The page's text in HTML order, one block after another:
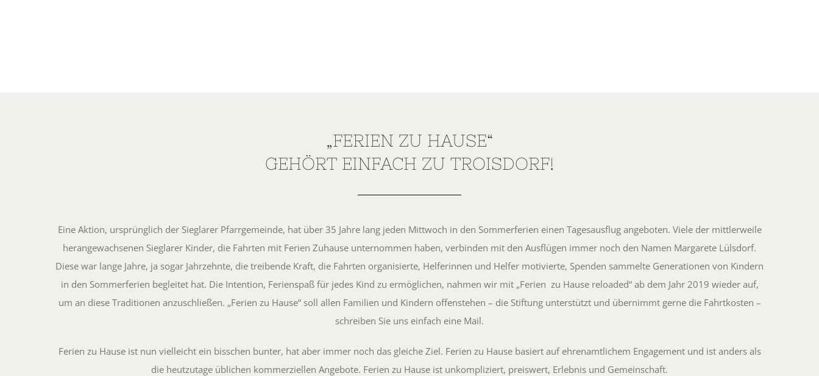
„FERIEN ZU HAUSE“
GEHÖRT EINFACH ZU TROISDORF!
Eine Aktion, ursprünglich der Sieglarer Pfarrgemeinde, hat über 35 Jahre lang jeden Mittwoch in den Sommerferien einen Tagesausflug angeboten. Viele der mittlerweile
herangewachsenen Sieglarer Kinder, die Fahrten mit Ferien Zuhause unternommen haben, verbinden mit den Ausflügen immer noch den Namen Margarete Lülsdorf.
Diese war lange Jahre, ja sogar Jahrzehnte, die treibende Kraft, die Fahrten organisierte, Helferinnen und Helfer motivierte, Spenden sammelte Generationen von Kindern
in den Sommerferien begleitet hat. Die Intention, Ferienspaß für jedes Kind zu ermöglichen, nahmen wir mit „Ferien zu Hause reloaded“ ab dem Jahr 2019 wieder auf,
um an diese Traditionen anzuschließen. „Ferien zu Hause“ soll allen Familien und Kindern offenstehen – die Stiftung unterstützt und übernimmt gerne die Fahrtkosten –
schreiben Sie uns einfach eine Mail.
Ferien zu Hause ist nun vielleicht ein bisschen bunter, hat aber immer noch das gleiche Ziel. Ferien zu Hause basiert auf ehrenamtlichem Engagement und ist anders als
die heutzutage üblichen kommerziellen Angebote. Ferien zu Hause ist unkompliziert, preiswert, Erlebnis und Gemeinschaft.